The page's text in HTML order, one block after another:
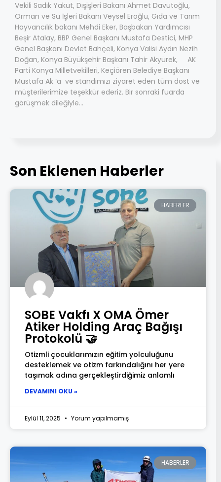
Vekili Sadık Yakut, Dışişleri Bakanı Ahmet Davutoğlu,
Orman ve Su İşleri Bakanı Veysel Eroğlu, Gıda ve Tarım
Hayvancılık bakanı Mehdi Eker, Başbakan Yardımcısı
Beşir Atalay, BBP Genel Başkanı Mustafa Destici, MHP
Genel Başkanı Devlet Bahçeli, Konya Valisi Aydın Nezih
Doğan, Konya Büyükşehir Başkanı Tahir Akyürek, AK
Parti Konya Milletvekilleri, Keçiören Belediye Başkanı
Mustafa Ak ‘a ve standımızı ziyaret eden tüm dost ve
müşterilerimize teşekkür ederiz. Bir sonraki fuarda
görüşmek dileğiyle…
Son Eklenen Haberler
HABERLER
SOBE Vakfı X OMA Ömer
Atiker Holding Araç Bağışı
Protokolü 🤝
Otizmli çocuklarımızın eğitim yolculuğunu
desteklemek ve otizm farkındalığını her yere
taşımak adına gerçekleştirdiğimiz anlamlı
DEVAMINI OKU »
Eylül 11, 2025 Yorum yapılmamış
HABERLER